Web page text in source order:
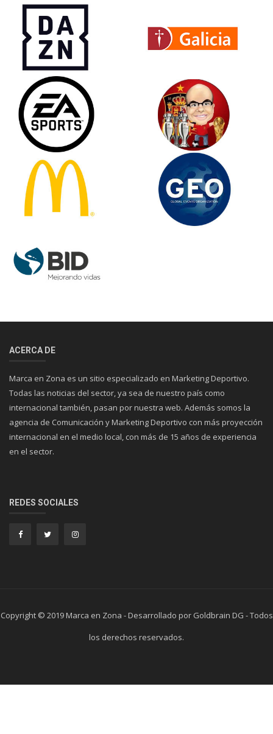
ACERCA DE
Marca en Zona es un sitio especializado en Marketing Deportivo.
Todas las noticias del sector, ya sea de nuestro país como
internacional también, pasan por nuestra web. Además somos la
agencia de Comunicación y Marketing Deportivo con más proyección
internacional en el medio local, con más de 15 años de experiencia
en el sector.
REDES SOCIALES
Copyright © 2019 Marca en Zona - Desarrollado por Goldbrain DG - Todos
los derechos reservados.